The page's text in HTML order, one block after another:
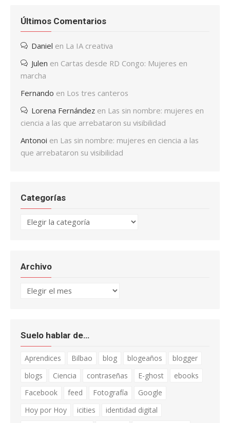
Últimos Comentarios
Daniel en La IA creativa
Julen en Cartas desde RD Congo: Mujeres en
marcha
Fernando en Los tres canteros
Lorena Fernández en Las sin nombre: mujeres en
ciencia a las que arrebataron su visibilidad
Antonoi en Las sin nombre: mujeres en ciencia a las
que arrebataron su visibilidad
Categorías
Categorías
Archivo
Archivo
Suelo hablar de…
Aprendices Bilbao blog blogeaños
blogger
blogs
Ciencia contraseñas E-ghost
ebooks
Facebook
feed Fotografía
Google
Hoy por Hoy
icities
identidad digital